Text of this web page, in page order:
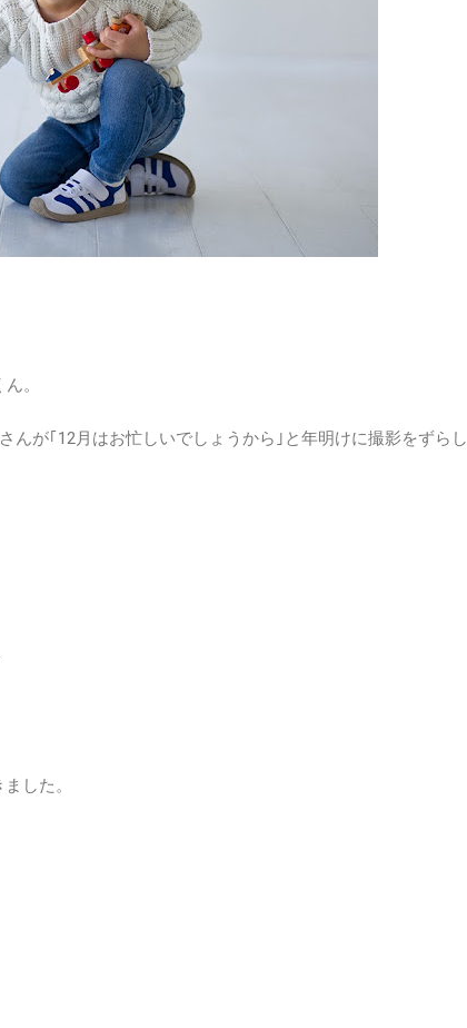
。
んが｢12月はお忙しいでしょうから｣と年明けに撮影をずらし
した。